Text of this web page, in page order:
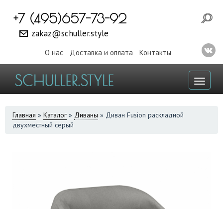
+7 (495)657-73-92
zakaz@schuller.style
О нас Доставка и оплата Контакты
ВЫ
ЗДЕСЬ
Главная » Каталог » Диваны » Диван Fusion раскладной
двухместный серый